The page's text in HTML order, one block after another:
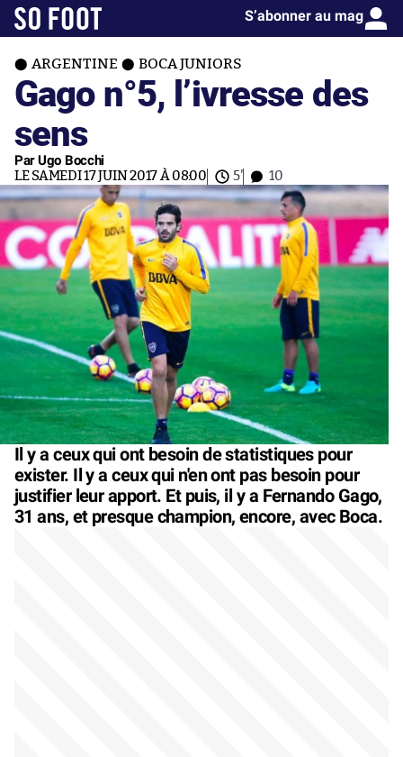
S’abonner au mag
ARGENTINE BOCA JUNIORS
Gago n°5, l’ivresse des
sens
Par Ugo Bocchi
LE SAMEDI 17 JUIN 2017 À 08:00 5' 10
Il y a ceux qui ont besoin de statistiques pour
exister. Il y a ceux qui n'en ont pas besoin pour
justifier leur apport. Et puis, il y a Fernando Gago,
31 ans, et presque champion, encore, avec Boca.